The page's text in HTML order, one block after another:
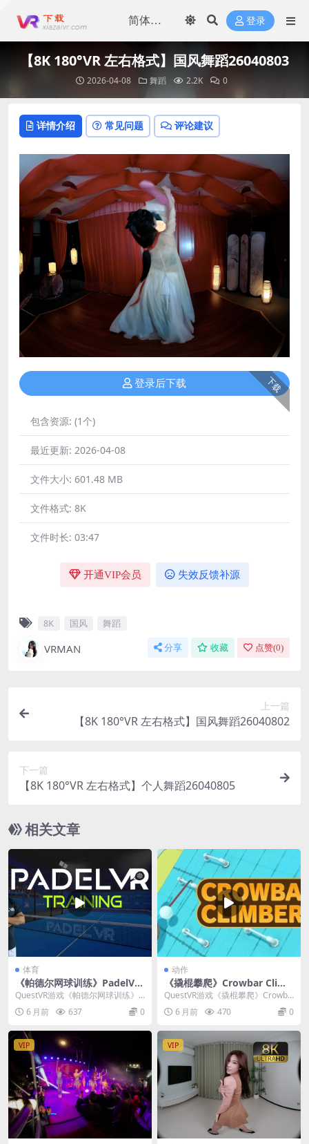
登录
【8K 180°VR 左右格式】国风舞蹈26040803
2026-04-08 舞蹈 2.2K 0
详情介绍 常见问题 评论建议
下载
登录后下载
包含资源: (1个)
最近更新: 2026-04-08
文件大小: 601.48 MB
文件格式: 8K
文件时长: 03:47
开通VIP会员 失效反馈补源
8K 国风 舞蹈
VRMAN 分享 收藏 点赞(0)
上一篇
【8K 180°VR 左右格式】国风舞蹈26040802
下一篇
【8K 180°VR 左右格式】个人舞蹈26040805
相关文章
体育
《帕德尔网球训练》PadelVR
Training
QuestVR游戏《帕德尔网球训练》P
adelVR Training 是一款典型...
6 月前 637 0
动作
《撬棍攀爬》Crowbar Climb
er 免费下载
QuestVR游戏《撬棍攀爬》Crowba
r Climber 是一款非常有创意的...
6 月前 470 0
VIP VIP